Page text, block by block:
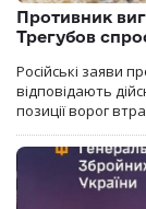
Противник
Трегубов
Російські заяви
відповідають
позиції ворог